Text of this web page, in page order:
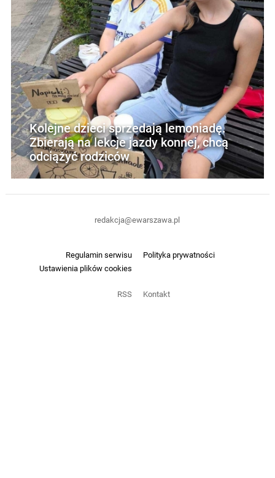
Kolejne dzieci sprzedają lemoniadę.
Zbierają na lekcje jazdy konnej, chcą
odciążyć rodziców
Regulamin serwisu
Polityka prywatności
Ustawienia plików cookies
RSS Kontakt
redakcja@ewarszawa.pl